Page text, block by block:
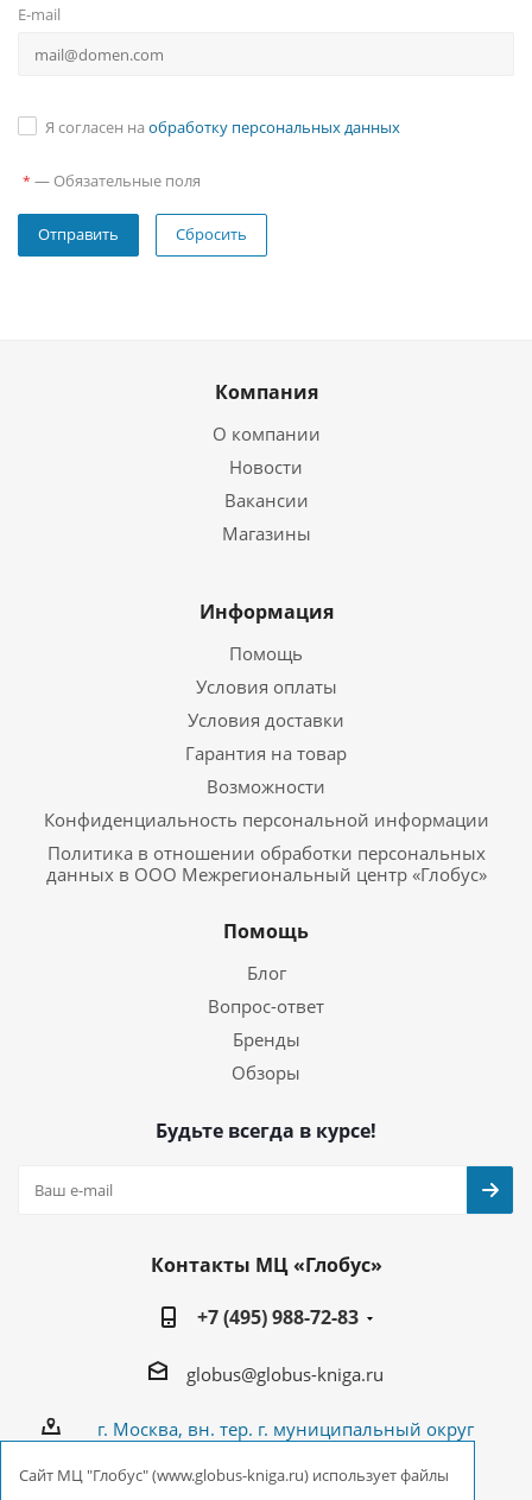
E-mail
Я согласен на обработку персональных данных
* — Обязательные поля
Сбросить
Компания
О компании
Новости
Вакансии
Магазины
Информация
Помощь
Условия оплаты
Условия доставки
Гарантия на товар
Возможности
Конфиденциальность персональной информации
Политика в отношении обработки персональных
данных в ООО Межрегиональный центр «Глобус»
Помощь
Блог
Вопрос-ответ
Бренды
Обзоры
Будьте всегда в курсе!
Контакты МЦ «Глобус»
+7 (495) 988-72-83
globus@globus-kniga.ru
г. Москва, вн. тер. г. муниципальный округ
Cайт МЦ "Глобус" (www.globus-kniga.ru) использует файлы